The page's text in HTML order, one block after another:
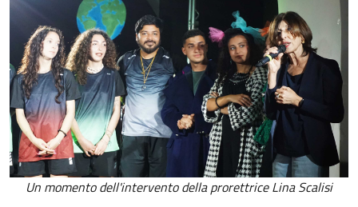
Un momento dell'intervento della prorettrice Lina Scalisi